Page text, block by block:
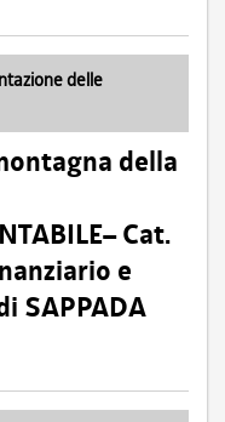
delle
della
Cat.
e
SAPPADA